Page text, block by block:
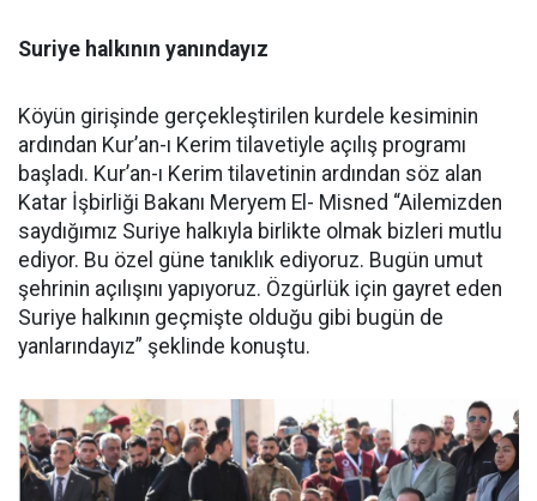
Suriye halkının yanındayız
Köyün girişinde gerçekleştirilen kurdele kesiminin
ardından Kur’an-ı Kerim tilavetiyle açılış programı
başladı. Kur’an-ı Kerim tilavetinin ardından söz alan
Katar İşbirliği Bakanı Meryem El- Misned “Ailemizden
saydığımız Suriye halkıyla birlikte olmak bizleri mutlu
ediyor. Bu özel güne tanıklık ediyoruz. Bugün umut
şehrinin açılışını yapıyoruz. Özgürlük için gayret eden
Suriye halkının geçmişte olduğu gibi bugün de
yanlarındayız” şeklinde konuştu.